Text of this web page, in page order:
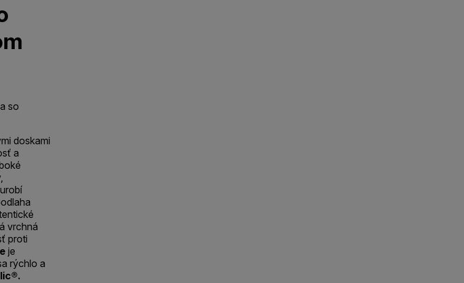
so
doskami
a
vrchná
proti
je
rýchlo a